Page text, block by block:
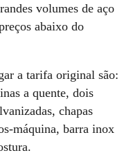
volumes de aço
abaixo do
a tarifa original são:
a quente, dois
chapas
máquina, barra inox